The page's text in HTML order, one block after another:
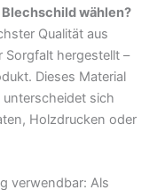
wählen?
Qualität aus
Sorgfalt hergestellt –
Dieses Material
sich
Holzdrucken oder
verwendbar: Als